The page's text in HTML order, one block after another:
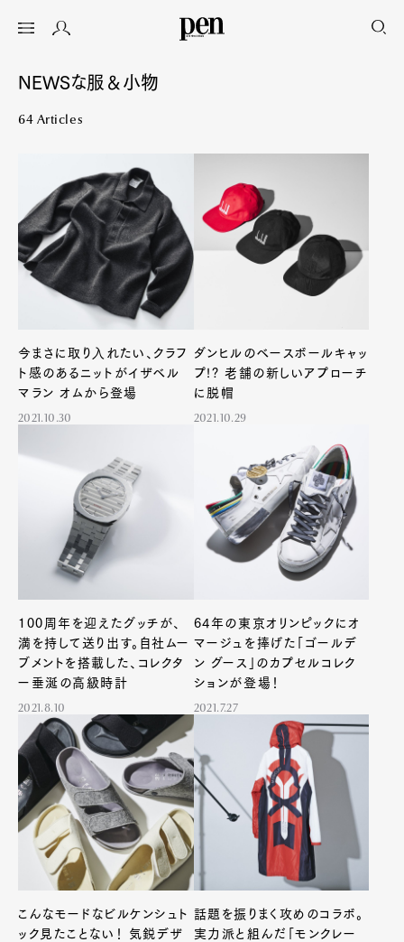
NEWSな服＆小物
64 Articles
今まさに取り入れたい、クラフ
ト感のあるニットがイザベル
マラン オムから登場
2021.10.30
ダンヒルのベースボールキャッ
プ!? 老舗の新しいアプローチ
に脱帽
2021.10.29
100周年を迎えたグッチが、
満を持して送り出す。自社ムー
ブメントを搭載した、コレクタ
ー垂涎の高級時計
2021.8.10
64年の東京オリンピックにオ
マージュを捧げた「ゴールデ
ン グース」のカプセルコレク
ションが登場！
2021.7.27
こんなモードなビルケンシュト
ック見たことない！ 気鋭デザ
話題を振りまく攻めのコラボ。
実力派と組んだ「モンクレー